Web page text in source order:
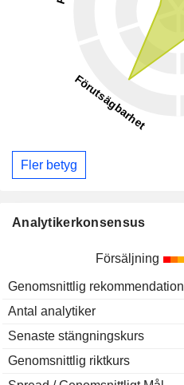
Fler betyg
Analytikerkonsensus
Försäljning
Genomsnittlig rekommendation
Antal analytiker
Senaste stängningskurs
Genomsnittlig riktkurs